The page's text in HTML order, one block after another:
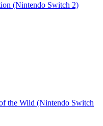
(Nintendo Switch 2)
the Wild (Nintendo Switch